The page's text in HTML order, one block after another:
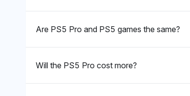
Are PS5 Pro and PS5 games the same?
Will the PS5 Pro cost more?